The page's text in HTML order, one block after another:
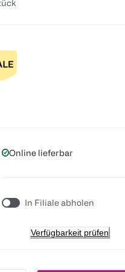
Online lieferbar
In Filiale abholen
Verfügbarkeit prüfen